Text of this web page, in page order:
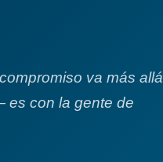
va más allá
es con la gente de